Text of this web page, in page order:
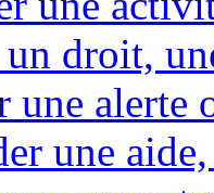
droit,
une alerte
une